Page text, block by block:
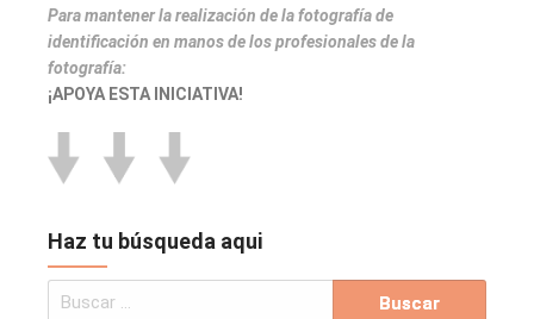
Para mantener la realización de la fotografía de
identificación en manos de los profesionales de la
fotografía:
¡APOYA ESTA INICIATIVA!
Haz tu búsqueda aqui